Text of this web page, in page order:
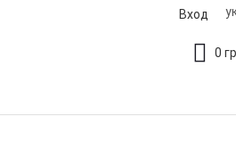
Вход
0